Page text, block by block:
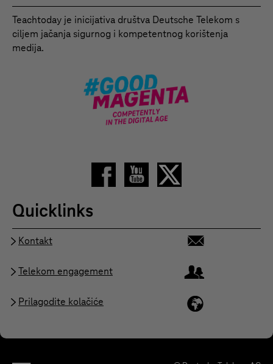
Teachtoday je inicijativa društva Deutsche Telekom s
ciljem jačanja sigurnog i kompetentnog korištenja
medija.
Quicklinks
Kontakt
Telekom engagement
Prilagodite kolačiće